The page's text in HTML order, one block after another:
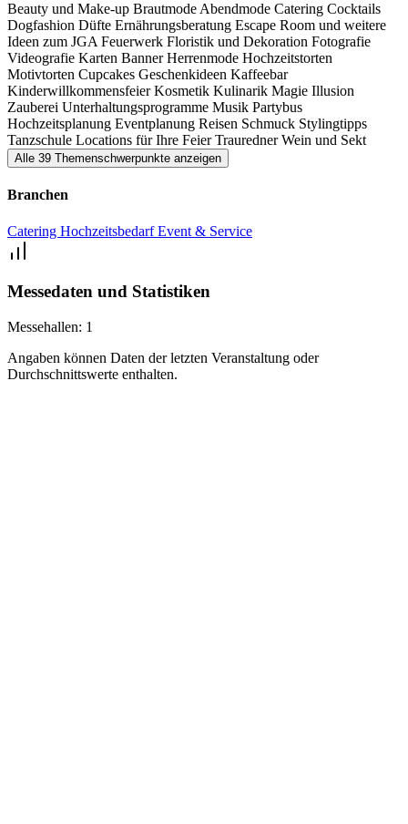
Beauty und Make-up Brautmode Abendmode Catering Cocktails
Dogfashion Düfte Ernährungsberatung Escape Room und weitere
Ideen zum JGA Feuerwerk Floristik und Dekoration Fotografie
Videografie Karten BannerHerrenmode Hochzeitstorten
Motivtorten Cupcakes Geschenkideen Kaffeebar
KinderwillkommensfeierKosmetik Kulinarik Magie Illusion
Zauberei Unterhaltungsprogramme Musik Partybus
Hochzeitsplanung Eventplanung Reisen Schmuck Stylingtipps
Tanzschule Locations für Ihre FeierTraurednerWein und Sekt
Alle 39 Themenschwerpunkte anzeigen
Branchen
Catering HochzeitsbedarfEvent & Service
Messedaten und Statistiken
Messehallen: 1
Angaben können Daten der letzten Veranstaltung oder
Durchschnittswerte enthalten.